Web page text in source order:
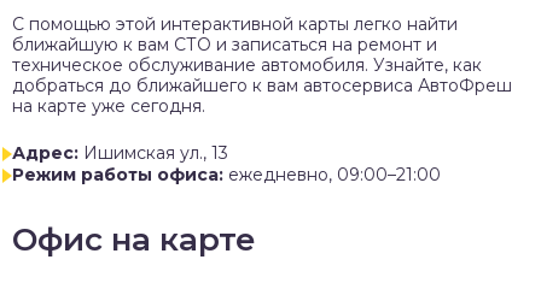
C помощью этой интерактивной карты легко найти
ближайшую к вам СТО и записаться на ремонт и
техническое обслуживание автомобиля. Узнайте, как
добраться до ближайшего к вам автосервиса АвтоФреш
на карте уже сегодня.
Адрес: Ишимская ул., 13
Режим работы офиса: ежедневно, 09:00–21:00
Офис на карте